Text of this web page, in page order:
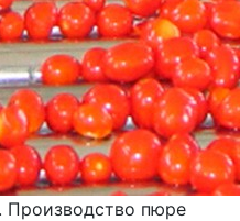
Производство пюре